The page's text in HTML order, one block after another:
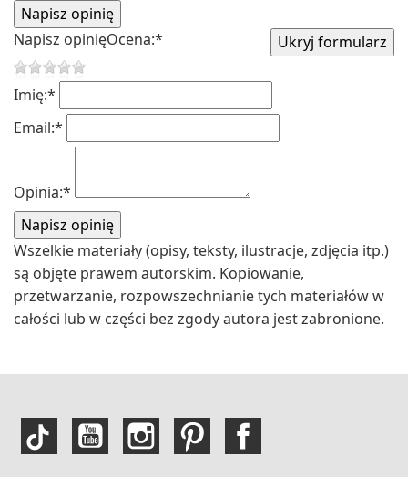
Napisz opinięOcena:*
Imię:*
Email:*
Opinia:*
Wszelkie materiały (opisy, teksty, ilustracje, zdjęcia itp.)
są objęte prawem autorskim. Kopiowanie,
przetwarzanie, rozpowszechnianie tych materiałów w
całości lub w części bez zgody autora jest zabronione.